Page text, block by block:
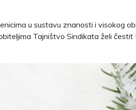
u sustavu znanosti i visokog
Tajništvo Sindikata želi čestit